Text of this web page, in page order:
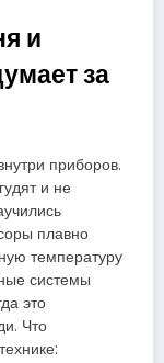
и
за
приборов.
и не
плавно
температуру
системы
это
Что